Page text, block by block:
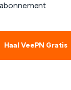
Haal VeePN Gratis